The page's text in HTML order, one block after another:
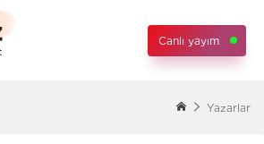
Canlı yayım
Yazarlar